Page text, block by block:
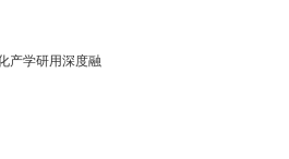
产学研用深度融